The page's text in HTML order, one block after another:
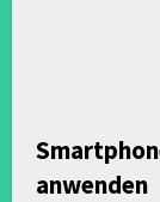
anwenden